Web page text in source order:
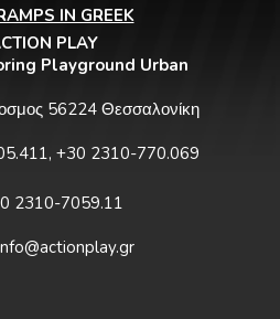
IN GREEK
PLAY
Playground Urban
56224 Θεσσαλονίκη
+30 2310-770.069
2310-7059.11